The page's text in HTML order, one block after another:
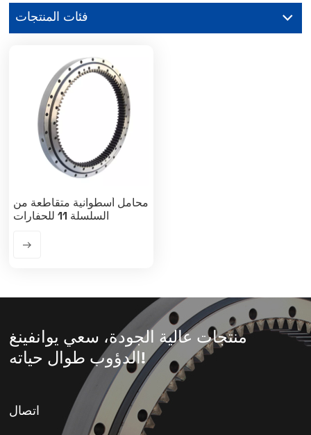
فئات المنتجات
محامل أسطوانية متقاطعة من
السلسلة 11 للحفارات
منتجات عالية الجودة، سعي يوانفينغ
الدؤوب طوال حياته!
اتصال